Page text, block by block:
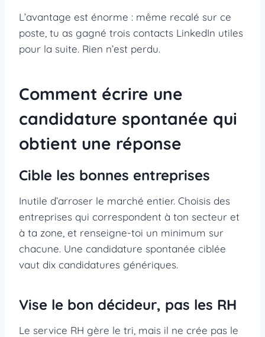
L’avantage est énorme : même recalé sur ce
poste, tu as gagné trois contacts LinkedIn utiles
pour la suite. Rien n’est perdu.
Comment écrire une
candidature spontanée qui
obtient une réponse
Cible les bonnes entreprises
Inutile d’arroser le marché entier. Choisis des
entreprises qui correspondent à ton secteur et
à ta zone, et renseigne-toi un minimum sur
chacune. Une candidature spontanée ciblée
vaut dix candidatures génériques.
Vise le bon décideur, pas les RH
Le service RH gère le tri, mais il ne crée pas le